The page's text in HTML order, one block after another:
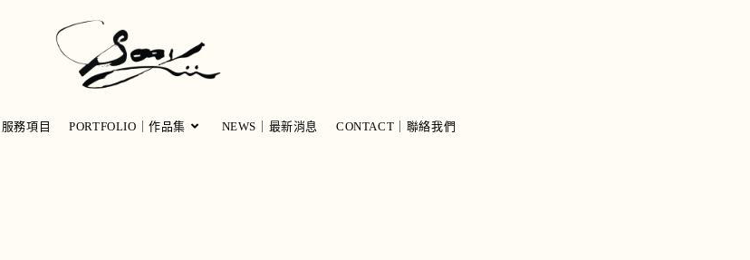
務項目 PORTFOLIO｜作品集 NEWS｜最新消息 CONTACT｜聯絡我們